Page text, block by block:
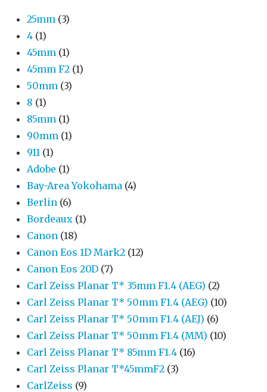
25mm (3)
4 (1)
45mm (1)
45mm F2 (1)
50mm (3)
8 (1)
85mm (1)
90mm (1)
911 (1)
Adobe (1)
Bay-Area Yokohama (4)
Berlin (6)
Bordeaux (1)
Canon (18)
Canon Eos 1D Mark2 (12)
Canon Eos 20D (7)
Carl Zeiss Planar T* 35mm F1.4 (AEG) (2)
Carl Zeiss Planar T* 50mm F1.4 (AEG) (10)
Carl Zeiss Planar T* 50mm F1.4 (AEJ) (6)
Carl Zeiss Planar T* 50mm F1.4 (MM) (10)
Carl Zeiss Planar T* 85mm F1.4 (16)
Carl Zeiss Planar T*45mmF2 (3)
CarlZeiss (9)